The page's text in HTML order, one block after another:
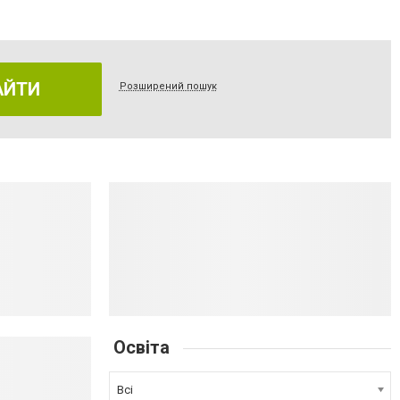
Розширений пошук
Освіта
Всі